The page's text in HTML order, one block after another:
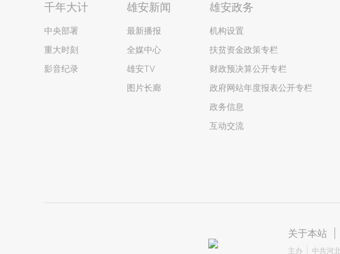
千年大计
中央部署
重大时刻
影音纪录
雄安新闻
最新播报
全媒中心
雄安TV
图片长廊
雄安政务
机构设置
扶贫资金政策专栏
财政预决算公开专栏
政府网站年度报表公开专栏
政务信息
互动交流
关于本站
主办 中共河